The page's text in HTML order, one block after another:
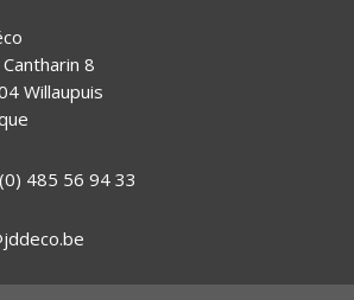
8
Willaupuis
485 56 94 33